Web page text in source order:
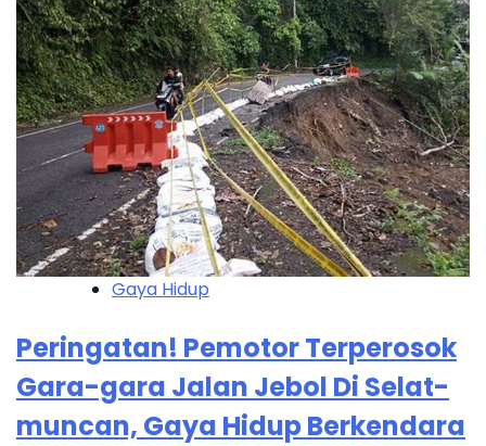
Gaya Hidup
Peringatan! Pemotor Terperosok
Gara-gara Jalan Jebol Di Selat-
muncan, Gaya Hidup Berkendara